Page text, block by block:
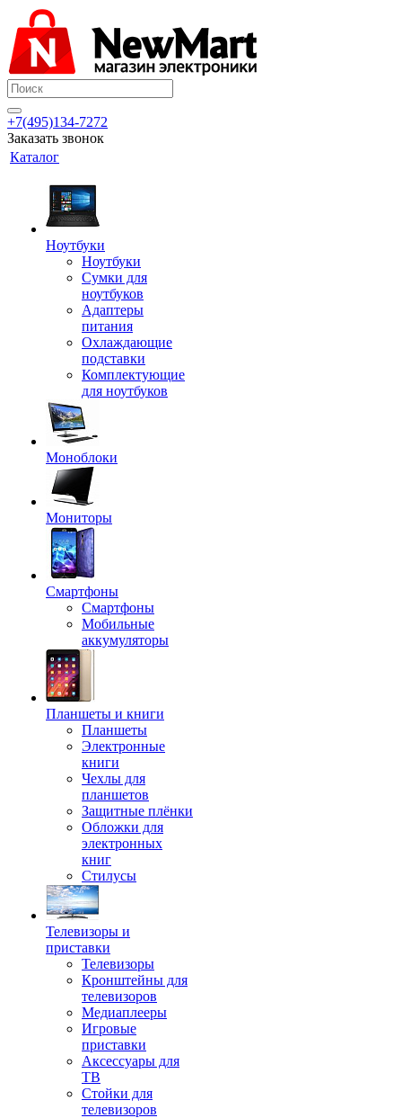
+7(495)134-7272
Заказать звонок
Каталог
Ноутбуки
Ноутбуки
Сумки для
ноутбуков
Адаптеры
питания
Охлаждающие
подставки
Комплектующие
для ноутбуков
Моноблоки
Мониторы
Смартфоны
Смартфоны
Мобильные
аккумуляторы
Планшеты и книги
Планшеты
Электронные
книги
Чехлы для
планшетов
Защитные плёнки
Обложки для
электронных
книг
Стилусы
Телевизоры и
приставки
Телевизоры
Кронштейны для
телевизоров
Медиаплееры
Игровые
приставки
Аксессуары для
ТВ
Стойки для
телевизоров